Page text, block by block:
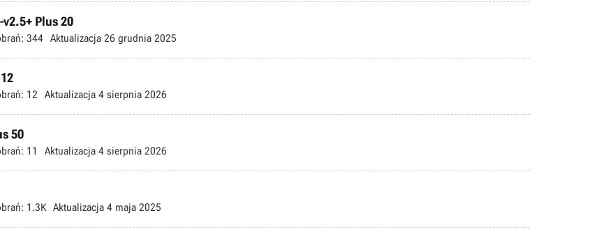
Plus 20
344 Aktualizacja 26 grudnia 2025
12 Aktualizacja 4 sierpnia 2026
50
11 Aktualizacja 4 sierpnia 2026
1.3K Aktualizacja 4 maja 2025